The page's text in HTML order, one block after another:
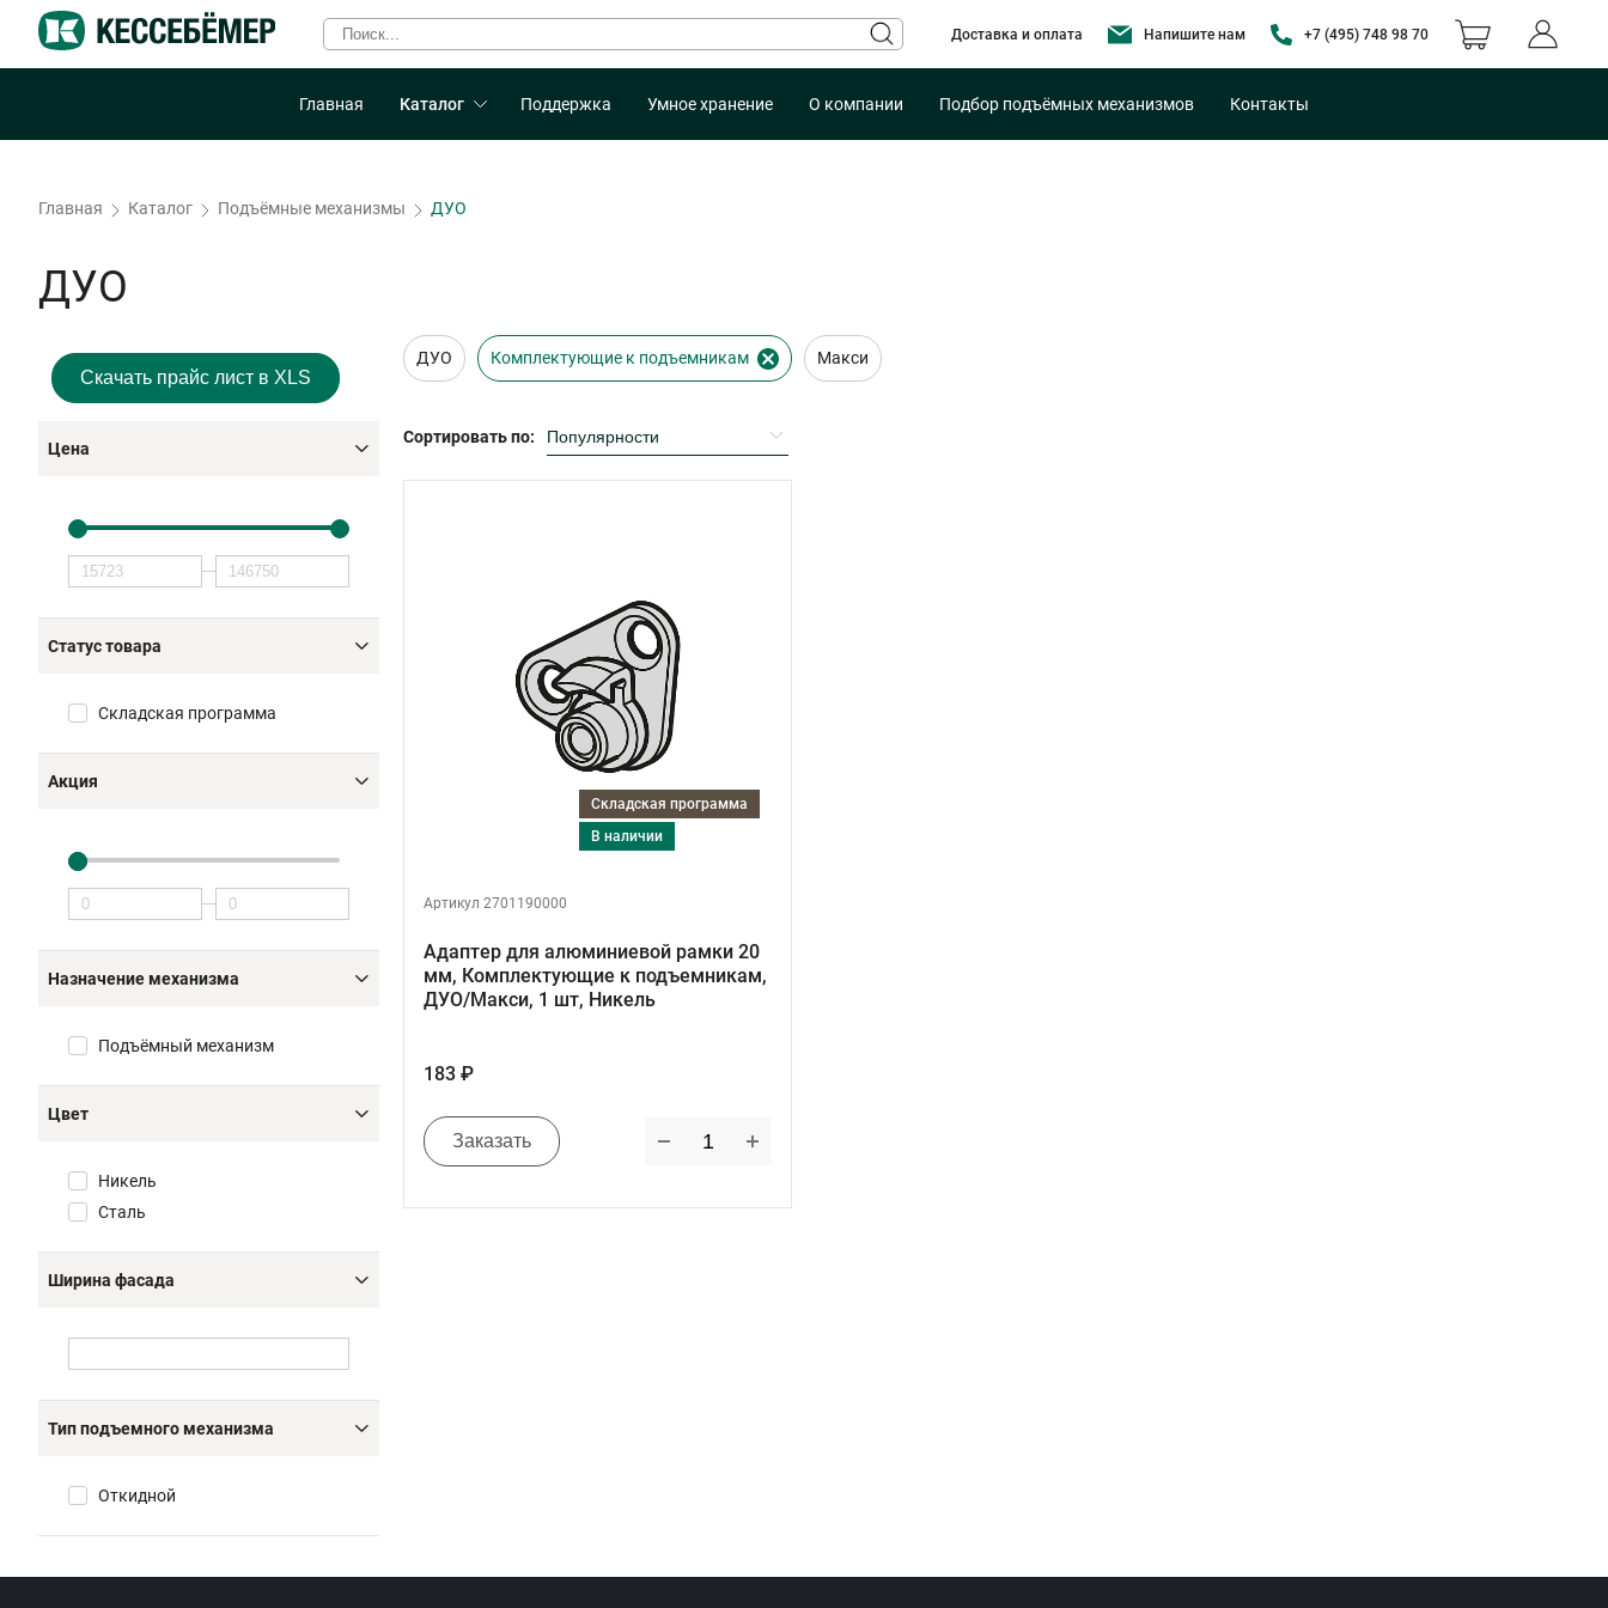
Доставка и оплата Напишите нам +7 (495) 748 98 70
Главная Каталог Поддержка Умное хранение О компании Подбор подъёмных механизмов Контакты
Главная Каталог Подъёмные механизмы ДУО
ДУО
Скачать прайс лист в XLS
Цена
Статус товара
Складская программа
Акция
Назначение механизма
Подъёмный механизм
Цвет
Никель
Сталь
Ширина фасада
Тип подъемного механизма
Откидной
ДУО Комплектующие к подъемникам Макси
Сортировать по:
Складская программа
в наличии
Артикул 2701190000
Адаптер для алюминиевой рамки 20
мм, Комплектующие к подъемникам,
ДУО/Макси, 1 шт, Никель
183 ₽
Заказать